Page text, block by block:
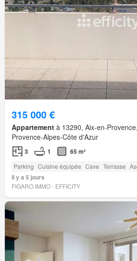
315 000 €
Appartement à 13290, Aix-en-
Provence-Alpes-Côte d'Azur
3 1 65 m²
Parking Cuisine équipée Cave Terrasse
Il y a 5 jours
FIGARO IMMO - EFFICITY